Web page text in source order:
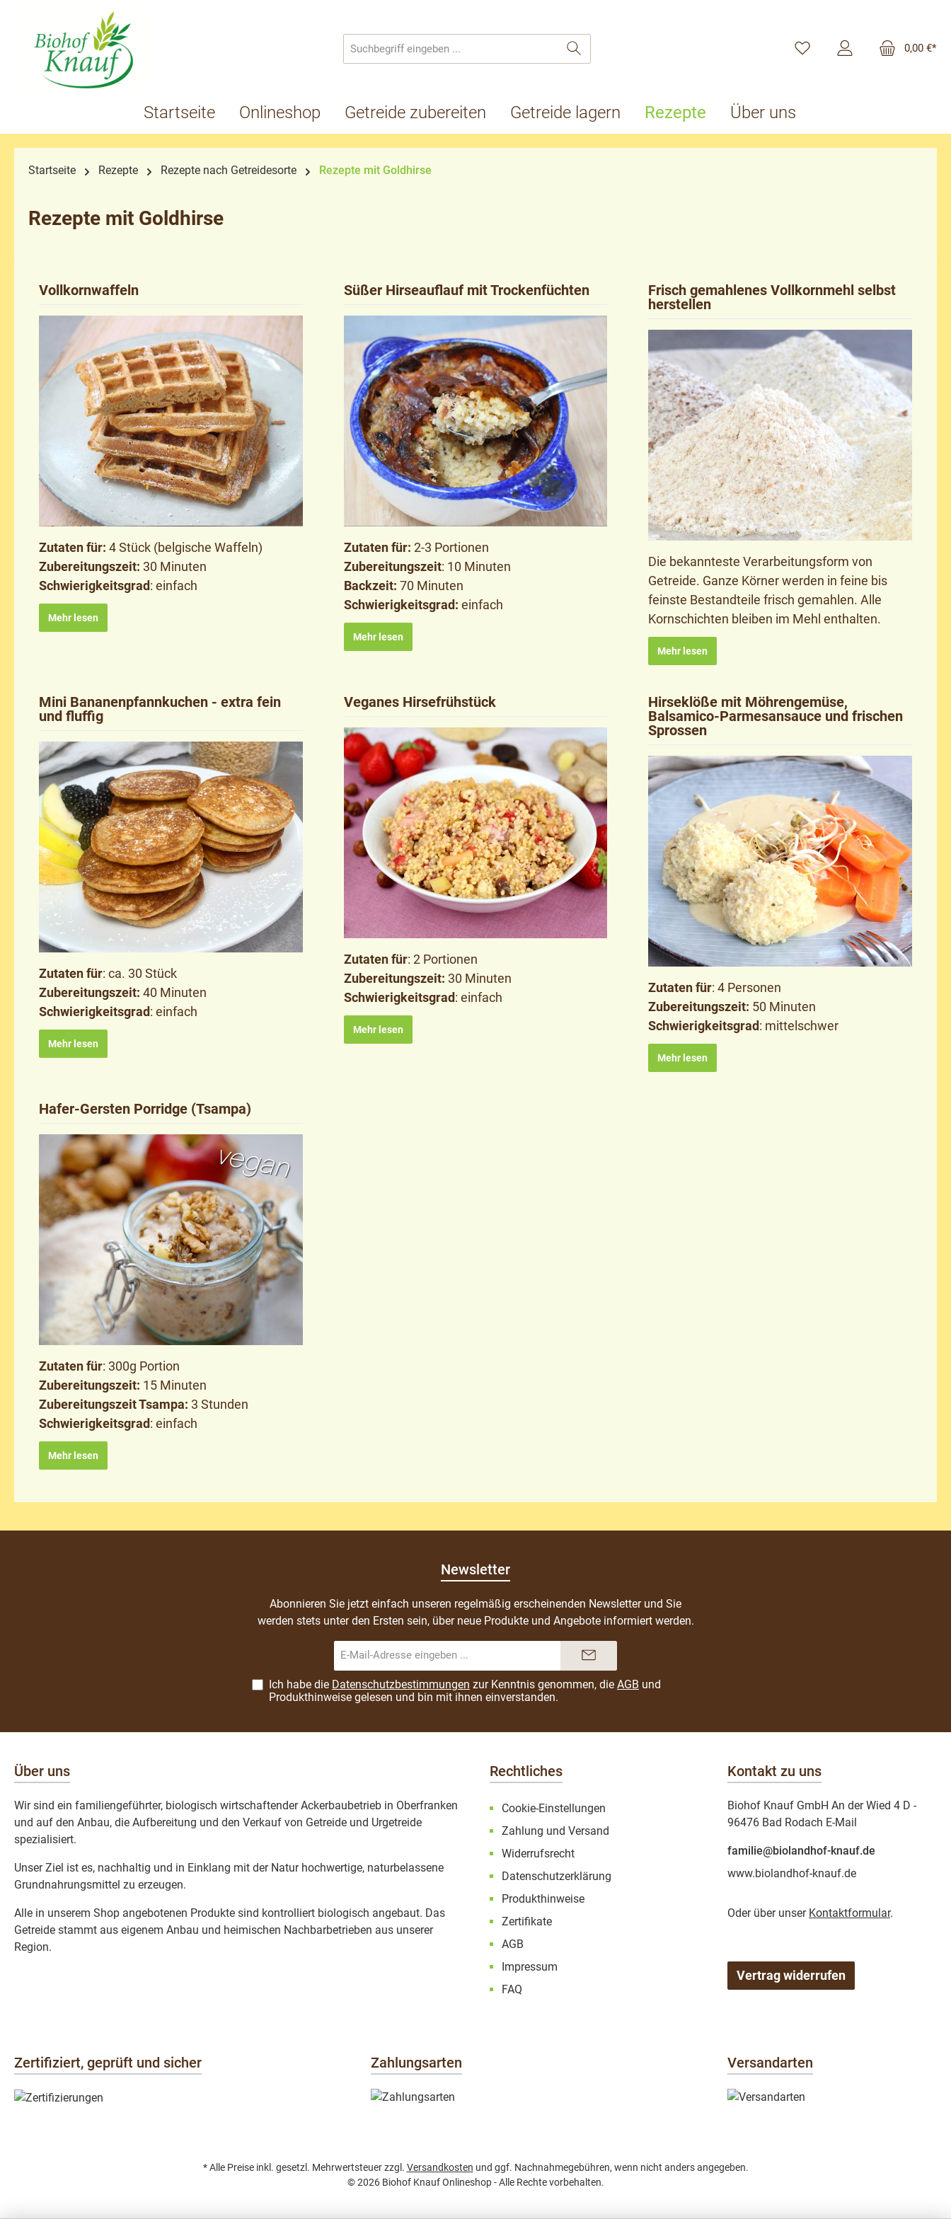
Zur Hauptnavigation springen
0,00 €*
Startseite Onlineshop Getreide zubereiten Getreide lagern Rezepte Über uns
Startseite Rezepte Rezepte nach Getreidesorte Rezepte mit Goldhirse
Rezepte mit Goldhirse
Vollkornwaffeln
Zutaten für: 4 Stück (belgische Waffeln)
Zubereitungszeit: 30 Minuten
Schwierigkeitsgrad: einfach
Mehr lesen
Süßer Hirseauflauf mit Trockenfüchten
Zutaten für: 2-3 Portionen
Zubereitungszeit: 10 Minuten
Backzeit: 70 Minuten
Schwierigkeitsgrad: einfach
Mehr lesen
Frisch gemahlenes Vollkornmehl selbst
herstellen
Die bekannteste Verarbeitungsform von
Getreide. Ganze Körner werden in feine bis
feinste Bestandteile frisch gemahlen. Alle
Kornschichten bleiben im Mehl enthalten.
Mehr lesen
Mini Bananenpfannkuchen - extra fein
und fluffig
Zutaten für: ca. 30 Stück
Zubereitungszeit: 40 Minuten
Schwierigkeitsgrad: einfach
Mehr lesen
Veganes Hirsefrühstück
Zutaten für: 2 Portionen
Zubereitungszeit: 30 Minuten
Schwierigkeitsgrad: einfach
Mehr lesen
Hirseklöße mit Möhrengemüse,
Balsamico-Parmesansauce und frischen
Sprossen
Zutaten für: 4 Personen
Zubereitungszeit: 50 Minuten
Schwierigkeitsgrad: mittelschwer
Mehr lesen
Hafer-Gersten Porridge (Tsampa)
Zutaten für: 300g Portion
Zubereitungszeit: 15 Minuten
Zubereitungszeit Tsampa: 3 Stunden
Schwierigkeitsgrad: einfach
Mehr lesen
Newsletter
Abonnieren Sie jetzt einfach unseren regelmäßig erscheinenden Newsletter und Sie
werden stets unter den Ersten sein, über neue Produkte und Angebote informiert werden.
Mail-
Adresse*
Ich habe die Datenschutzbestimmungen zur Kenntnis genommen, die AGB und
Produkthinweise gelesen und bin mit ihnen einverstanden.
Über uns
Wir sind ein familiengeführter, biologisch wirtschaftender Ackerbaubetrieb in Oberfranken
und auf den Anbau, die Aufbereitung und den Verkauf von Getreide und Urgetreide
spezialisiert.
Unser Ziel ist es, nachhaltig und in Einklang mit der Natur hochwertige, naturbelassene
Grundnahrungsmittel zu erzeugen.
Alle in unserem Shop angebotenen Produkte sind kontrolliert biologisch angebaut. Das
Getreide stammt aus eigenem Anbau und heimischen Nachbarbetrieben aus unserer
Region.
Rechtliches
Cookie-Einstellungen
Zahlung und Versand
Widerrufsrecht
Datenschutzerklärung
Produkthinweise
Zertifikate
AGB
Impressum
FAQ
Kontakt zu uns
Biohof Knauf GmbH An der Wied 4 D -
96476 Bad Rodach E-Mail
familie@biolandhof-knauf.de
www.biolandhof-knauf.de
Oder über unser Kontaktformular.
Vertrag widerrufen
Zertifiziert, geprüft und sicher Zahlungsarten Versandarten
* Alle Preise inkl. gesetzl. Mehrwertsteuer zzgl. Versandkosten und ggf. Nachnahmegebühren, wenn nicht anders angegeben.
© 2026 Biohof Knauf Onlineshop - Alle Rechte vorbehalten.